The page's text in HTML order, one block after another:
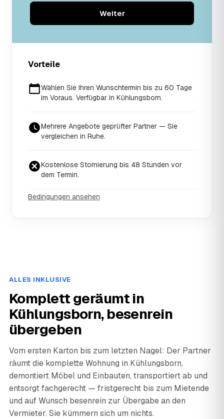
Weiter
Vorteile
Wählen Sie Ihren Wunschtermin bis zu 60 Tage
im Voraus. Verfügbar in Kühlungsborn.
Mehrere Angebote geprüfter Partner — Sie
vergleichen in Ruhe.
Kostenlose Stornierung bis 48 Stunden vor
dem Termin.
Bedingungen ansehen
ALLES INKLUSIVE
Komplett geräumt in
Kühlungsborn, besenrein
übergeben
Vom ersten Karton bis zum letzten Nagel: Der Partner
räumt die komplette Wohnung in Kühlungsborn,
demontiert Möbel und Einbauten, transportiert ab und
entsorgt fachgerecht — fristgerecht bis zum Mietende
und auf Wunsch besenrein zur Übergabe an den
Vermieter. Sie kümmern sich um nichts.